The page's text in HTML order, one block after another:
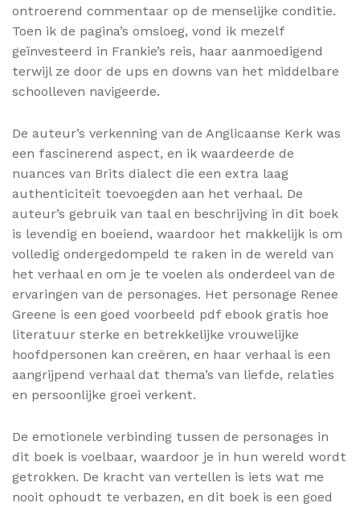
ontroerend commentaar op de menselijke conditie.
Toen ik de pagina’s omsloeg, vond ik mezelf
geïnvesteerd in Frankie’s reis, haar aanmoedigend
terwijl ze door de ups en downs van het middelbare
schoolleven navigeerde.
De auteur’s verkenning van de Anglicaanse Kerk was
een fascinerend aspect, en ik waardeerde de
nuances van Brits dialect die een extra laag
authenticiteit toevoegden aan het verhaal. De
auteur’s gebruik van taal en beschrijving in dit boek
is levendig en boeiend, waardoor het makkelijk is om
volledig ondergedompeld te raken in de wereld van
het verhaal en om je te voelen als onderdeel van de
ervaringen van de personages. Het personage Renee
Greene is een goed voorbeeld pdf ebook gratis hoe
literatuur sterke en betrekkelijke vrouwelijke
hoofdpersonen kan creëren, en haar verhaal is een
aangrijpend verhaal dat thema’s van liefde, relaties
en persoonlijke groei verkent.
De emotionele verbinding tussen de personages in
dit boek is voelbaar, waardoor je in hun wereld wordt
getrokken. De kracht van vertellen is iets wat me
nooit ophoudt te verbazen, en dit boek is een goed